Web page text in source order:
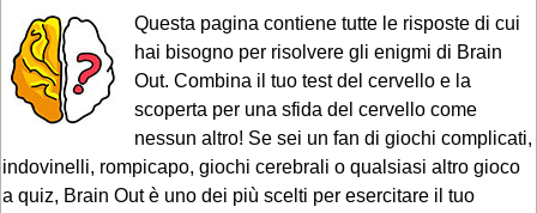
Questa pagina contiene tutte le risposte di cui
hai bisogno per risolvere gli enigmi di Brain
Out. Combina il tuo test del cervello e la
scoperta per una sfida del cervello come
nessun altro! Se sei un fan di giochi complicati,
indovinelli, rompicapo, giochi cerebrali o qualsiasi altro gioco
a quiz, Brain Out è uno dei più scelti per esercitare il tuo